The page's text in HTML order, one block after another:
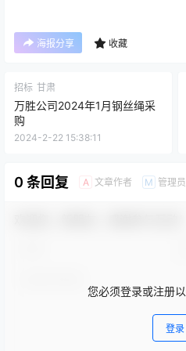
海报分享 收藏
招标 甘肃
万胜公司2024年1月钢丝绳采
购
2024-2-22 15:38:11
0 条回复 A 文章作者 M 管理员
您必须登录或注册
登录